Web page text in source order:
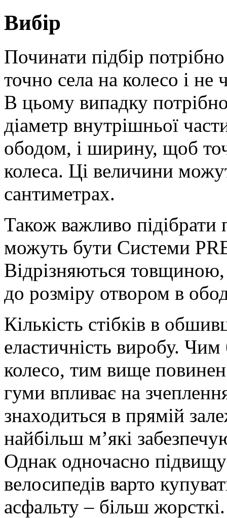
Вибір
Починати підбір
точно села на колесо і
В цьому випадку
діаметр внутрішньої
ободом, і ширину, щоб
колеса. Ці величини
сантиметрах.
Також важливо
можуть бути Системи
Відрізняються
до розміру отвором в
Кількість стібків в
еластичність виробу.
колесо, тим вище
гуми впливає на
знаходиться в прямій
найбільш м’які
Однак одночасно
велосипедів варто
асфальту – більш жорсткі.